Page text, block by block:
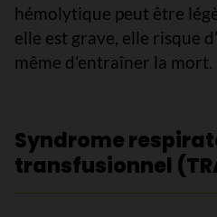
hémolytique peut être
elle est grave, elle risque
même d’entraîner la mort.
Syndrome
transfusionnel